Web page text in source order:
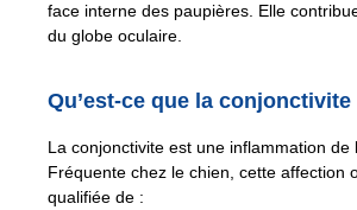
face interne des paupières. Elle
du globe oculaire.
Qu’est-ce que la conjonctivite
La conjonctivite est une inflammation de
Fréquente chez le chien, cette affection
qualifiée de :